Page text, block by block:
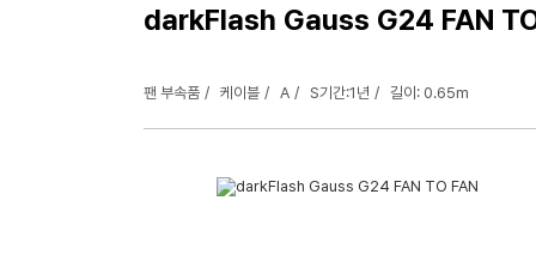
darkFlash Gauss G24 FAN
팬 부속품 케이블 A S기간:1년 길이: 0.65m